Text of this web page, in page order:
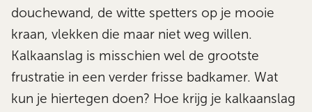
douchewand, de witte spetters op je mooie
kraan, vlekken die maar niet weg willen.
Kalkaanslag is misschien wel de grootste
frustratie in een verder frisse badkamer. Wat
kun je hiertegen doen? Hoe krijg je kalkaanslag